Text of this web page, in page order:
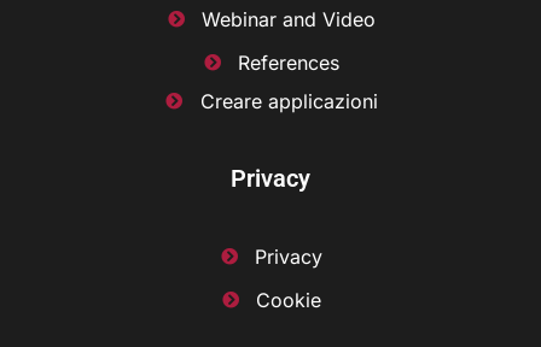
Webinar and Video
References
Creare applicazioni
Privacy
Privacy
Cookie